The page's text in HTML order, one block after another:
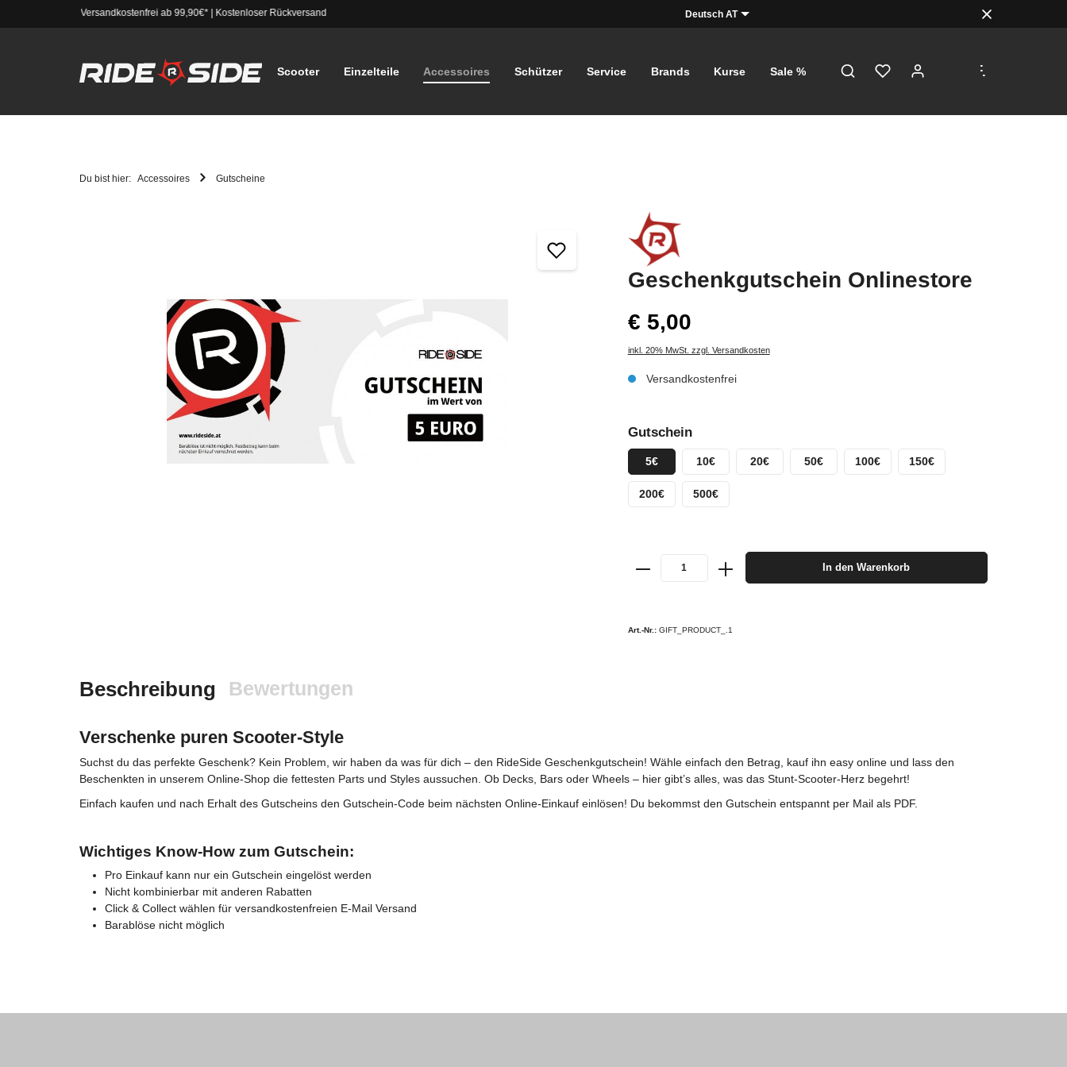
Versandkostenfrei ab 99,90€*| Kostenloser Rückversand Deutsch AT
Scooter Einzelteile Accessoires Schützer Service Brands Kurse Sale %
...
Du bist hier: Accessoires Gutscheine
Geschenkgutschein Onlinestore
€ 5,00
inkl. 20% MwSt. zzgl. Versandkosten
Versandkostenfrei
Gutschein
5€ 10€ 20€ 50€ 100€ 150€
200€ 500€
In den Warenkorb
Art.-Nr.: GIFT_PRODUCT_.1
Beschreibung Bewertungen
Verschenke puren Scooter-Style
Suchst du das perfekte Geschenk? Kein Problem, wir haben da was für dich – den RideSide Geschenkgutschein! Wähle einfach den Betrag, kauf ihn easy online und lass den
Beschenkten in unserem Online-Shop die fettesten Parts und Styles aussuchen. Ob Decks, Bars oder Wheels – hier gibt’s alles, was das Stunt-Scooter-Herz begehrt!
Einfach kaufen und nach Erhalt des Gutscheins den Gutschein-Code beim nächsten Online-Einkauf einlösen! Du bekommst den Gutschein entspannt per Mail als PDF.
Wichtiges Know-How zum Gutschein:
Pro Einkauf kann nur ein Gutschein eingelöst werden
Nicht kombinierbar mit anderen Rabatten
Click & Collect wählen für versandkostenfreien E-Mail Versand
Barablöse nicht möglich